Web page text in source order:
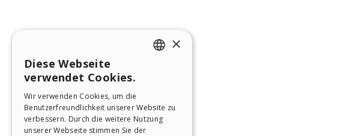
GERMAN
SPANISH
×
Diese Webseite
verwendet Cookies.
Wir verwenden Cookies, um die
Benutzerfreundlichkeit unserer Website zu
verbessern. Durch die weitere Nutzung
unserer Webseite stimmen Sie der